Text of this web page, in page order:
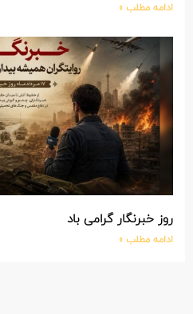
ادامه مطلب »
روز خبرنگار گرامی باد
ادامه مطلب »